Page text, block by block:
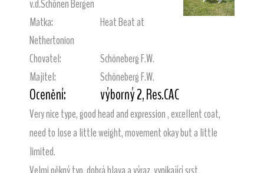
v.d.Schönen Bergen
Matka:
Heat Beat at
Nethertonion
Chovatel:
Schöneberg F.W.
Majitel:
Schöneberg F.W.
Ocenění: výborný 2, Res.CAC
Very nice type, good head and expression , excellent coat,
need to lose a little weight, movement okay but a little
limited.